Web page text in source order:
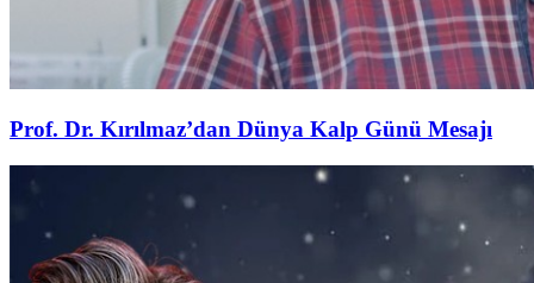
Prof. Dr. Kırılmaz’dan Dünya Kalp Günü Mesajı